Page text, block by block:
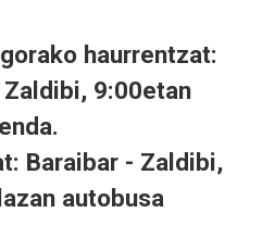
haurrentzat:
9:00etan
Baraibar - Zaldibi,
autobusa